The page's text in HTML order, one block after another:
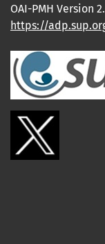
OAI-PMH Version
https://